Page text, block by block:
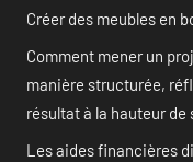
Créer des meubles en
Comment mener un
manière structurée,
résultat à la hauteur de
Les aides financières